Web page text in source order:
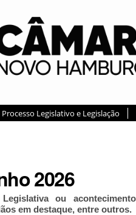
Processo Legislativo e Legislação
2026
ou
em destaque, entre outros.